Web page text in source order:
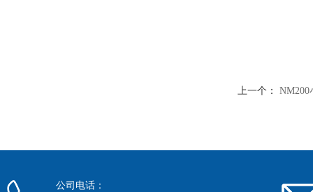
上一个： NM200
公司电话：